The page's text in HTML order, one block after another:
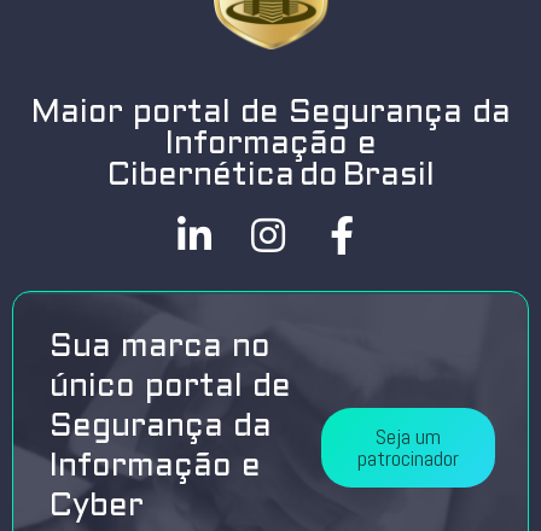
Maior portal de Segurança da
Informação e
Cibernética do Brasil
Sua marca no
único portal de
Segurança da
Informação e
Cyber
Seja um
patrocinador